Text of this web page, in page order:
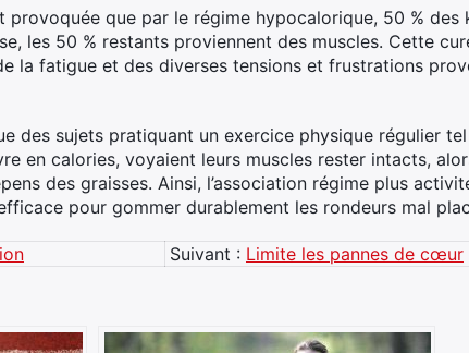
provoquée que par le régime hypocalorique, 50 % des
les 50 % restants proviennent des muscles. Cette
la fatigue et des diverses tensions et frustrations
des sujets pratiquant un exercice physique régulier
en calories, voyaient leurs muscles rester intacts,
des graisses. Ainsi, l’association régime plus
pour gommer durablement les rondeurs mal
Suivant : Limite les pannes de cœur